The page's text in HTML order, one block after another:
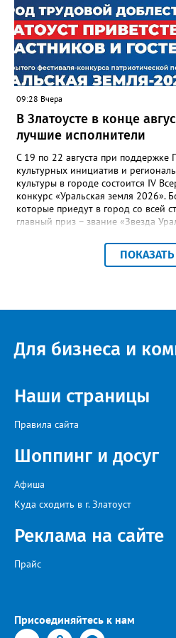
— сообщила начальник Главного
Настенко. В следующий раз,
Госжилинспекции, службы должны
оперативно делиться информацией
заинтересованными – от
потребителей.
09:28 Вчера
В Златоусте в конце
лучшие исполнители
С 19 по 22 августа при поддержке
культурных инициатив и
культуры в городе состоится IV
конкурс «Уральская земля 2026».
которые приедут в город со всей
главный приз – звание «Звезда
прослушивания участников,
наставников, выступления
Челябинской, Свердловской,
идейный вдохновитель,
певец, победитель главного
искусства «Золотая лира»,
на Первом канале, обладатель
Для бизнеса и
Наши страницы
Правила сайта
Шоппинг и досуг
Афиша
Куда сходить в г. Златоуст
Реклама на сайте
Прайс
Присоединяйтесь к нам